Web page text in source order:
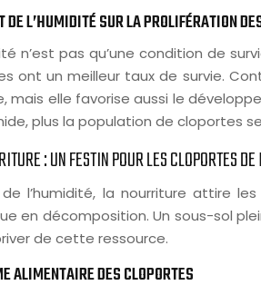
DE L’HUMIDITÉ SUR LA PROLIFÉRATION
n’est pas qu’une condition de
ont un meilleur taux de survie.
mais elle favorise aussi le
plus la population de cloportes
: UN FESTIN POUR LES CLOPORTES
de l’humidité, la nourriture attire
en décomposition. Un sous-sol
de cette ressource.
ALIMENTAIRE DES CLOPORTES